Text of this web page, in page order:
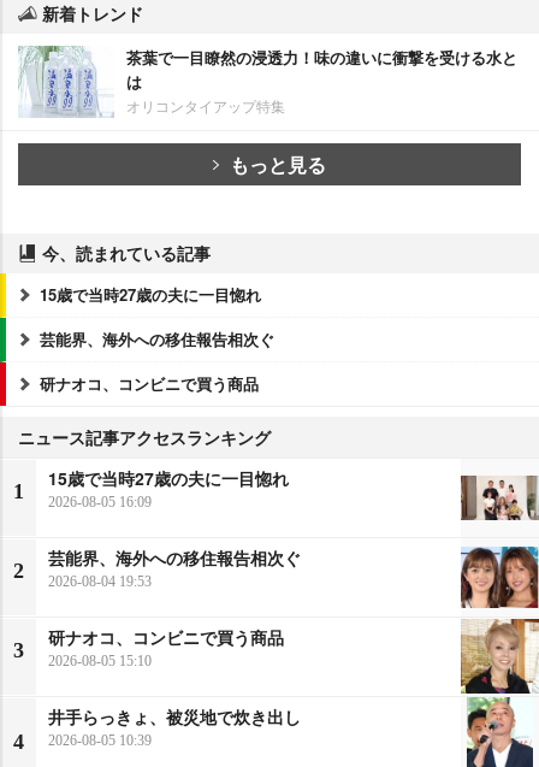
新着トレンド
茶葉で一目瞭然の浸透力！味の違いに衝撃を受ける水と
は
オリコンタイアップ特集
もっと見る
今、読まれている記事
15歳で当時27歳の夫に一目惚れ
芸能界、海外への移住報告相次ぐ
研ナオコ、コンビニで買う商品
ニュース記事アクセスランキング
1
15歳で当時27歳の夫に一目惚れ
2026-08-05 16:09
2
芸能界、海外への移住報告相次ぐ
2026-08-04 19:53
3
研ナオコ、コンビニで買う商品
2026-08-05 15:10
4
井手らっきょ、被災地で炊き出し
2026-08-05 10:39